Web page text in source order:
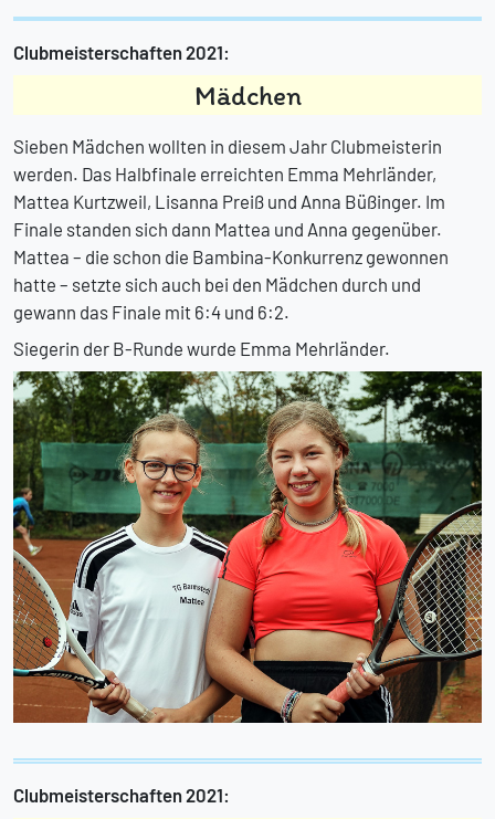
Clubmeisterschaften 2021:
Mädchen
Sieben Mädchen wollten in diesem Jahr Clubmeisterin
werden. Das Halbfinale erreichten Emma Mehrländer,
Mattea Kurtzweil, Lisanna Preiß und Anna Büßinger. Im
Finale standen sich dann Mattea und Anna gegenüber.
Mattea – die schon die Bambina-Konkurrenz gewonnen
hatte – setzte sich auch bei den Mädchen durch und
gewann das Finale mit 6:4 und 6:2.
Siegerin der B-Runde wurde Emma Mehrländer.
Clubmeisterschaften 2021: